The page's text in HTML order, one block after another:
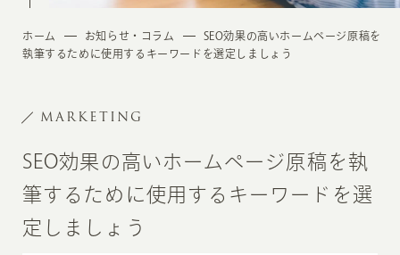
ホーム お知らせ・コラム
SEO効果の高いホームページ原稿を
執筆するために使用するキーワードを選定しましょう
MARKETING
SEO効果の高いホームページ原稿を執
筆するために使用するキーワードを選
定しましょう